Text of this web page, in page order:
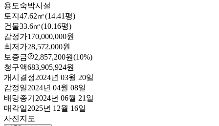
용도숙박시설
토지 47.62㎡(14.41평)
건물33.6㎡(10.16평)
감정가170,000,000원
최저가28,572,000원
보증금
2,857,200원(10%)
청구액683,905,924원
개시결정2024년 03월 20일
감정일2024년 04월 08일
배당종기 2024년 06월 21일
매각일2025년 12월 16일
사진지도